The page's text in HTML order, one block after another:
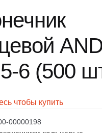
6 (500
чтобы купить
00000198